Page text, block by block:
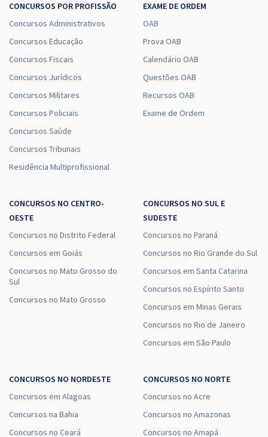
CONCURSOS POR PROFISSÃO
Concursos Administrativos
Concursos Educação
Concursos Fiscais
Concursos Jurídicos
Concursos Militares
Concursos Policiais
Concursos Saúde
Concursos Tribunais
Residência Multiprofissional
EXAME DE ORDEM
OAB
Prova OAB
Calendário OAB
Questões OAB
Recursos OAB
Exame de Ordem
CONCURSOS NO CENTRO-
OESTE
Concursos no Distrito Federal
Concursos em Goiás
Concursos no Mato Grosso do
Sul
Concursos no Mato Grosso
CONCURSOS NO SUL E
SUDESTE
Concursos no Paraná
Concursos no Rio Grande do Sul
Concursos em Santa Catarina
Concursos no Espírito Santo
Concursos em Minas Gerais
Concursos no Rio de Janeiro
Concursos em São Paulo
CONCURSOS NO NORDESTE
Concursos em Alagoas
Concursos na Bahia
Concursos no Ceará
CONCURSOS NO NORTE
Concursos no Acre
Concursos no Amazonas
Concursos no Amapá